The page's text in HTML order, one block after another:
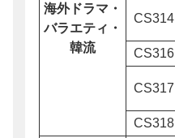
海外ドラマ・
バラエティ・
韓流
CS314
CS316
CS317
CS318